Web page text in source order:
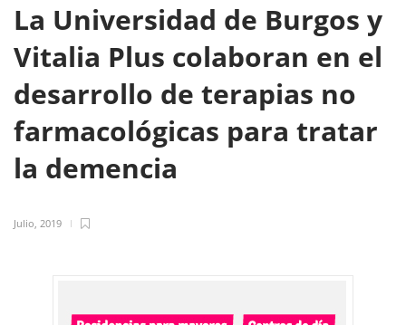
La Universidad de Burgos y
Vitalia Plus colaboran en el
desarrollo de terapias no
farmacológicas para tratar
la demencia
Julio, 2019